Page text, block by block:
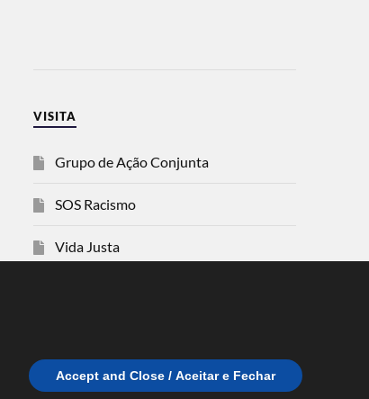
VISITA
Grupo de Ação Conjunta
SOS Racismo
Vida Justa
Accept and Close / Aceitar e Fechar